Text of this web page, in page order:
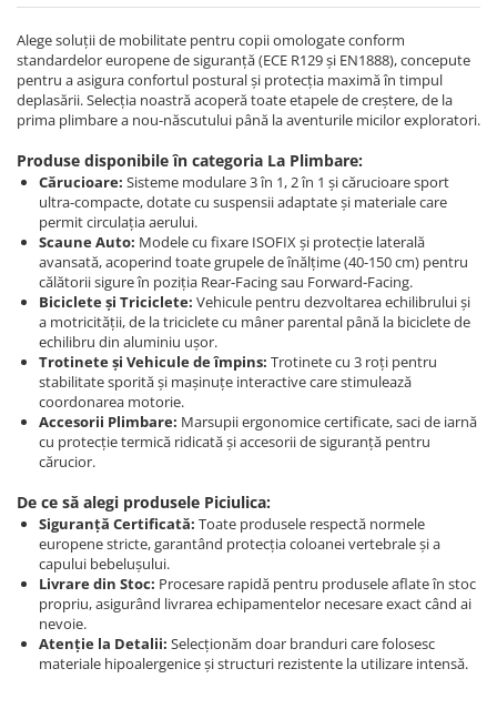
Alege soluții de mobilitate pentru copii omologate conform
standardelor europene de siguranță (ECE R129 și EN1888), concepute
pentru a asigura confortul postural și protecția maximă în timpul
deplasării. Selecția noastră acoperă toate etapele de creștere, de la
prima plimbare a nou-născutului până la aventurile micilor exploratori.
Produse disponibile în categoria La Plimbare:
Cărucioare: Sisteme modulare 3 în 1, 2 în 1 și cărucioare sport
ultra-compacte, dotate cu suspensii adaptate și materiale care
permit circulația aerului.
Scaune Auto: Modele cu fixare ISOFIX și protecție laterală
avansată, acoperind toate grupele de înălțime (40-150 cm) pentru
călătorii sigure în poziția Rear-Facing sau Forward-Facing.
Biciclete și Triciclete: Vehicule pentru dezvoltarea echilibrului și
a motricității, de la triciclete cu mâner parental până la biciclete de
echilibru din aluminiu ușor.
Trotinete și Vehicule de împins: Trotinete cu 3 roți pentru
stabilitate sporită și mașinuțe interactive care stimulează
coordonarea motorie.
Accesorii Plimbare: Marsupii ergonomice certificate, saci de iarnă
cu protecție termică ridicată și accesorii de siguranță pentru
cărucior.
De ce să alegi produsele Piciulica:
Siguranță Certificată: Toate produsele respectă normele
europene stricte, garantând protecția coloanei vertebrale și a
capului bebelușului.
Livrare din Stoc: Procesare rapidă pentru produsele aflate în stoc
propriu, asigurând livrarea echipamentelor necesare exact când ai
nevoie.
Atenție la Detalii: Selecționăm doar branduri care folosesc
materiale hipoalergenice și structuri rezistente la utilizare intensă.